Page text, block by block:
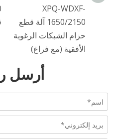
XPQ-WDXF-
1650/2150 آلة قطع
حزام الشبكات الرغوية
الأفقية (مع فراغ)
أرسل